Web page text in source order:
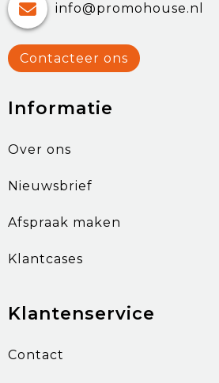
info@promohouse.nl
Contacteer ons
Informatie
Over ons
Nieuwsbrief
Afspraak maken
Klantcases
Klantenservice
Contact